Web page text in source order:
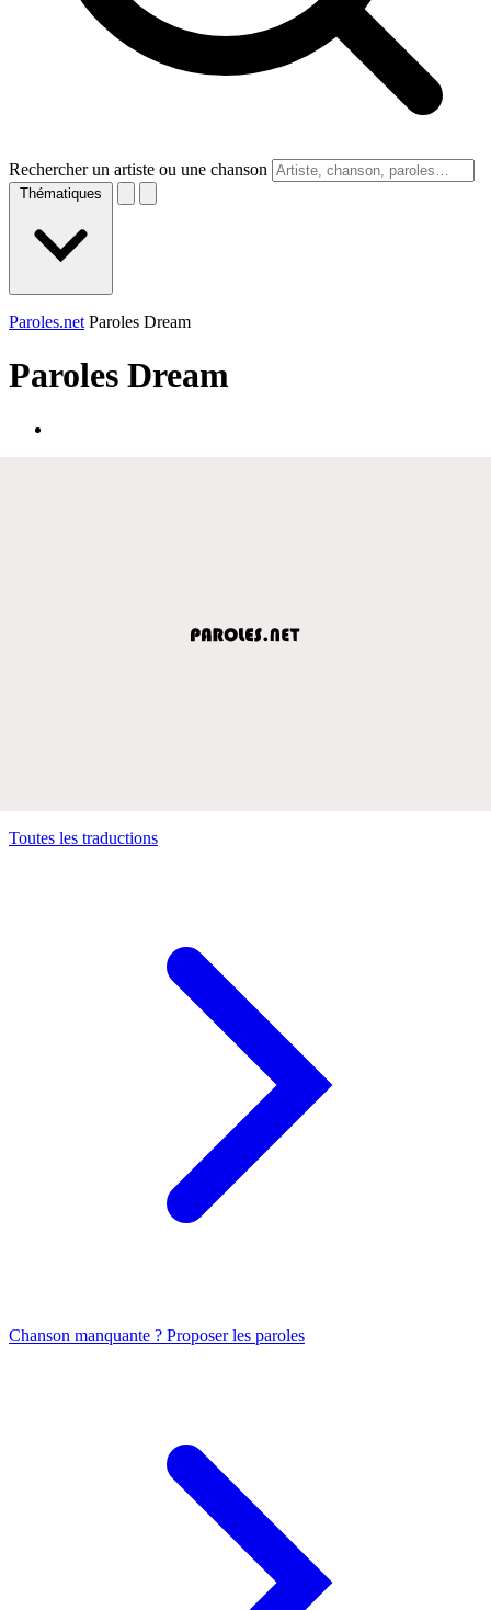
Rechercher un artiste ou une chanson
Thématiques
Paroles.net Paroles Dream
Paroles Dream
Toutes les traductions
Chanson manquante ? Proposer les paroles